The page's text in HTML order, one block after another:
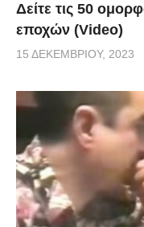
Δείτε τις 50
εποχών (Video)
15 ΔΕΚΕΜΒΡΊΟΥ, 2023